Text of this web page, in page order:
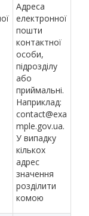
Адреса
електронної
пошти
контактної
особи,
підрозділу
або
приймальні.
Наприклад:
contact@exa
mple.gov.ua.
У випадку
кількох
адрес
значення
розділити
комою